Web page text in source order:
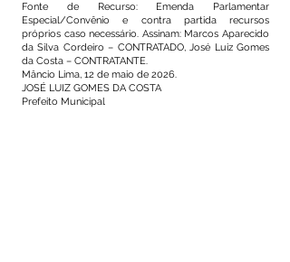
Fonte de Recurso: Emenda Parlamentar
Especial/Convênio e contra partida recursos
próprios caso necessário. Assinam: Marcos Aparecido
da Silva Cordeiro – CONTRATADO, José Luiz Gomes
da Costa – CONTRATANTE.
Mâncio Lima, 12 de maio de 2026.
JOSÉ LUIZ GOMES DA COSTA
Prefeito Municipal